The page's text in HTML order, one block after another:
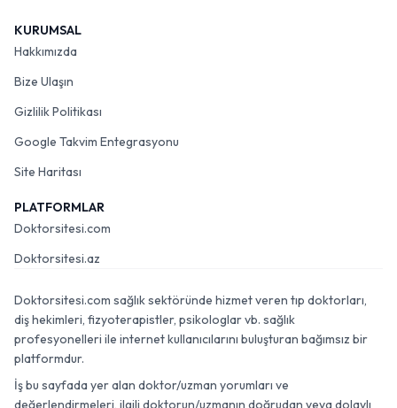
KURUMSAL
Hakkımızda
Bize Ulaşın
Gizlilik Politikası
Google Takvim Entegrasyonu
Site Haritası
PLATFORMLAR
Doktorsitesi.com
Doktorsitesi.az
Doktorsitesi.com sağlık sektöründe hizmet veren tıp doktorları,
diş hekimleri, fizyoterapistler, psikologlar vb. sağlık
profesyonelleri ile internet kullanıcılarını buluşturan bağımsız bir
platformdur.
İş bu sayfada yer alan doktor/uzman yorumları ve
değerlendirmeleri, ilgili doktorun/uzmanın doğrudan veya dolaylı